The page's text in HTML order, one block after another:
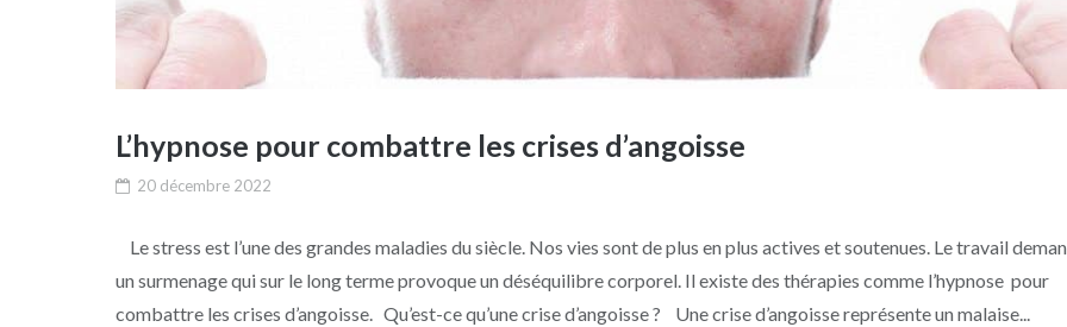
L’hypnose pour combattre les crises d’angoisse
20 décembre 2022
Le stress est l’une des grandes maladies du siècle. Nos vies sont de plus en plus actives et soutenues. Le travail
un surmenage qui sur le long terme provoque un déséquilibre corporel. Il existe des thérapies comme l’hypnose pour
combattre les crises d’angoisse. Qu’est-ce qu’une crise d’angoisse ? Une crise d’angoisse représente un malaise...